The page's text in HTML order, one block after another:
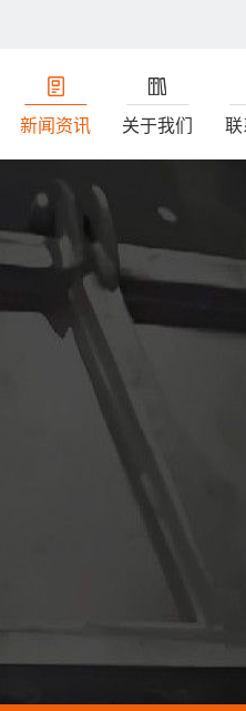
新闻资讯 关于我们 联